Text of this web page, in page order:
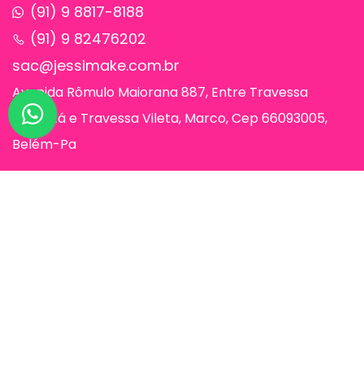
(91) 9 8817-8188
(91) 9 82476202
sac@jessimake.com.br
Avenida Rômulo Maiorana 887, Entre Travessa
Humaitá e Travessa Vileta, Marco, Cep 66093005,
Belém-Pa